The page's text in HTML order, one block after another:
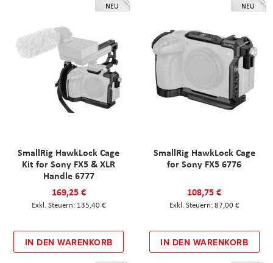
NEU
SmallRig HawkLock Cage
Kit for Sony FX5 & XLR
Handle 6777
169,25 €
135,40 €
IN DEN WARENKORB
NEU
SmallRig HawkLock Cage
for Sony FX5 6776
108,75 €
87,00 €
IN DEN WARENKORB